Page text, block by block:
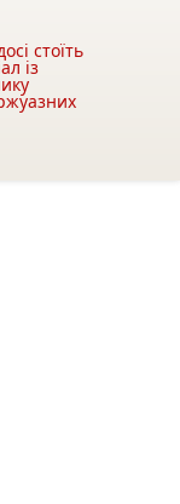
стоїть
із